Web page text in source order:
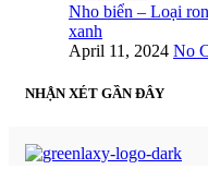
Nho biển – Loại
xanh
April 11, 2024 No
NHẬN XÉT GẦN ĐÂY